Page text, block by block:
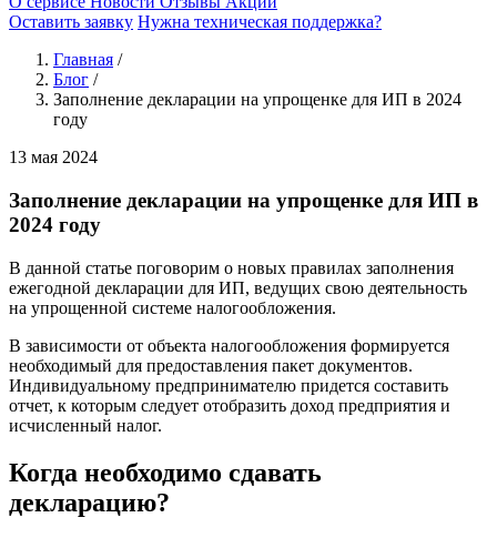
Оставить заявку Нужна техническая поддержка?
Главная /
Блог /
Заполнение декларации на упрощенке для ИП в 2024
году
13 мая 2024
Заполнение декларации на упрощенке для ИП в
2024 году
В данной статье поговорим о новых правилах заполнения
ежегодной декларации для ИП, ведущих свою деятельность
на упрощенной системе налогообложения.
В зависимости от объекта налогообложения формируется
необходимый для предоставления пакет документов.
Индивидуальному предпринимателю придется составить
отчет, к которым следует отобразить доход предприятия и
исчисленный налог.
Когда необходимо сдавать
декларацию?